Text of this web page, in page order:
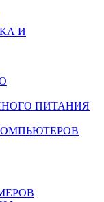
И
ПИТАНИЯ